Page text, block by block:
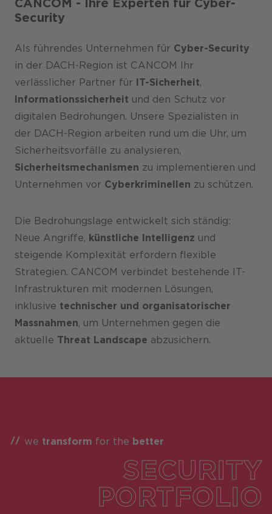
CANCOM - Ihre Experten für Cyber-
Security
Als führendes Unternehmen für Cyber-Security
in der DACH-Region ist CANCOM Ihr
verlässlicher Partner für IT-Sicherheit,
Informationssicherheit und den Schutz vor
digitalen Bedrohungen. Unsere Spezialisten in
der DACH-Region arbeiten rund um die Uhr, um
Sicherheitsvorfälle zu analysieren,
Sicherheitsmechanismen zu implementieren und
Unternehmen vor Cyberkriminellen zu schützen.
Die Bedrohungslage entwickelt sich ständig:
Neue Angriffe, künstliche Intelligenz und
steigende Komplexität erfordern flexible
Strategien. CANCOM verbindet bestehende IT-
Infrastrukturen mit modernen Lösungen,
inklusive technischer und organisatorischer
Massnahmen, um Unternehmen gegen die
aktuelle Threat Landscape abzusichern.
we transform for the better
SECURITY
PORTFOLIO